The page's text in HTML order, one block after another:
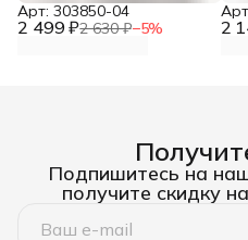
2 499 ₽2 630 ₽−5%
Арт: 303850-04
2
Подпишитесь на
получите скидку